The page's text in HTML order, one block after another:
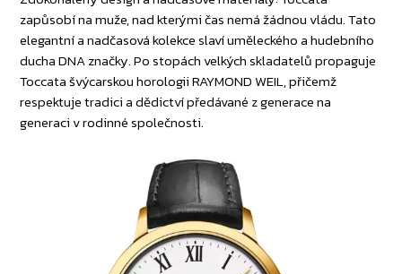
zapůsobí na muže, nad kterými čas nemá žádnou vládu. Tato
elegantní a nadčasová kolekce slaví uměleckého a hudebního
ducha DNA značky. Po stopách velkých skladatelů propaguje
Toccata švýcarskou horologii RAYMOND WEIL, přičemž
respektuje tradici a dědictví předávané z generace na
generaci v rodinné společnosti.